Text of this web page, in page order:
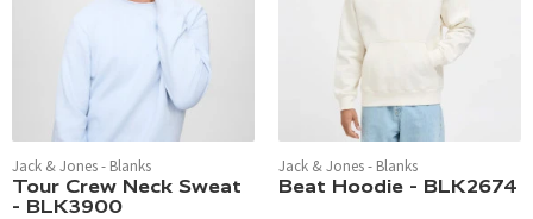
Jack & Jones - Blanks
Tour Crew Neck Sweat
- BLK3900
Jack & Jones - Blanks
Beat Hoodie - BLK2674